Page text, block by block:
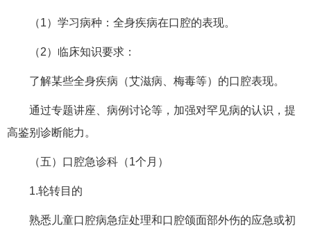
（1）学习病种：全身疾病在口腔的表现。
（2）临床知识要求：
了解某些全身疾病（艾滋病、梅毒等）的口腔表现。
通过专题讲座、病例讨论等，加强对罕见病的认识，提
高鉴别诊断能力。
（五）口腔急诊科（1个月）
1.轮转目的
熟悉儿童口腔病急症处理和口腔颌面部外伤的应急或初